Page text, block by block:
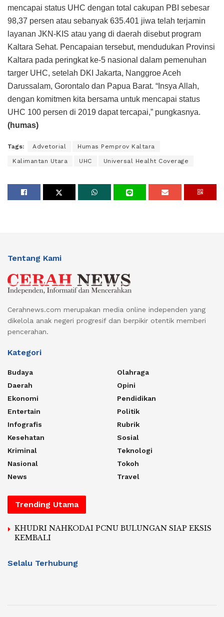
mencapai status UHC dengan total cakupan PBI sebesar
98,37 persen atau sebanyak 635.401 jiwa telah terjamin
layanan JKN-KIS atau yang di daerah disebut program
Kaltara Sehat. Pencapaian tersebut, mendudukan Provinsi
Kaltara pada peringkat ke-5 nasional dalam pemenuhan
targer UHC, setelah DKI Jakarta, Nanggroe Aceh
Darussalam, Gorontalo dan Papua Barat. “Insya Allah,
dengan komitmen kita bersama untuk mencapai status
UHC 100 persen di 2019 dapat tercapai,” pungkasnya.
(humas)
Tags: Advetorial Humas Pemprov Kaltara
Kalimantan Utara UHC Universal Healht Coverage
Tentang Kami
Cerahnews.com merupakan media online independen yang
dikelola anak negeri progresif dan berpikir otentik memberi
pencerahan.
Kategori
Budaya
Daerah
Ekonomi
Entertain
Infografis
Kesehatan
Kriminal
Nasional
News
Olahraga
Opini
Pendidikan
Politik
Rubrik
Sosial
Teknologi
Tokoh
Travel
Trending Utama
KHUDRI NAHKODAI PCNU BULUNGAN SIAP EKSIS
KEMBALI
Selalu Terhubung